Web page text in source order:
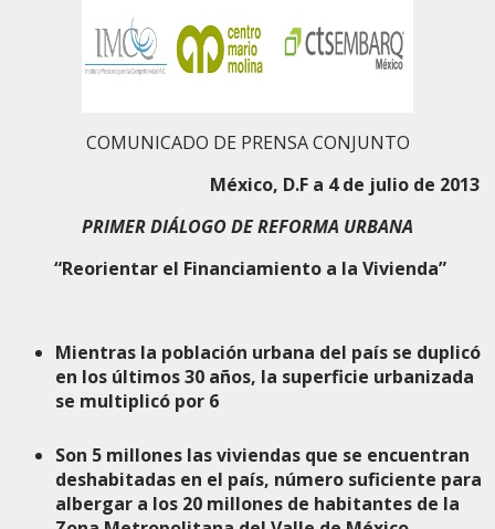
COMUNICADO DE PRENSA CONJUNTO
México, D.F a 4 de julio de 2013
PRIMER DIÁLOGO DE REFORMA URBANA
“Reorientar el Financiamiento a la Vivienda”
Mientras la población urbana del país se duplicó
en los últimos 30 años, la superficie urbanizada
se multiplicó por 6
Son 5 millones las viviendas que se encuentran
deshabitadas en el país, número suficiente para
albergar a los 20 millones de habitantes de la